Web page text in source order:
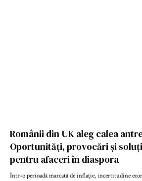
Românii din UK aleg calea
Oportunități, provocări și
pentru afaceri în diaspora
Într-o perioadă marcată de inflație, incertitudine